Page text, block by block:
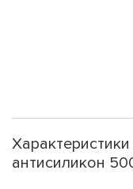
антисиликон